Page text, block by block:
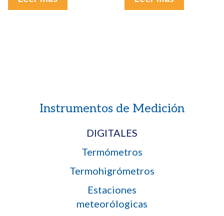
Instrumentos de Medición
DIGITALES
Termómetros
Termohigrómetros
Estaciones
meteorólogicas